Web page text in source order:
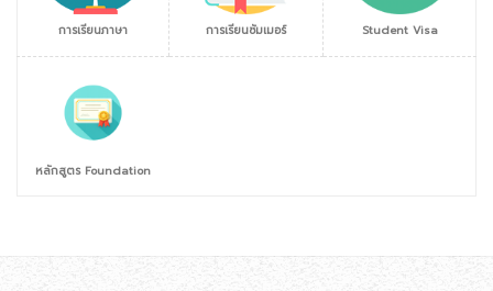
การเรียนภาษา การเรียนซัมเมอร์ Student Visa
หลักสูตร Foundation